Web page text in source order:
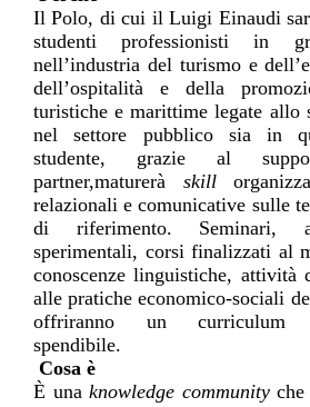
Il Polo, di cui il Luigi Einaudi
studenti professionisti in
nell’industria del turismo e
dell’ospitalità e della
turistiche e marittime legate allo
nel settore pubblico sia in
studente, grazie al
partner,maturerà
skill
relazionali e comunicative sulle
di riferimento. Seminari,
sperimentali, corsi finalizzati al
conoscenze linguistiche, attività
alle pratiche economico-sociali
offriranno un curriculum
spendibile.
Cosa è
È una knowledge community